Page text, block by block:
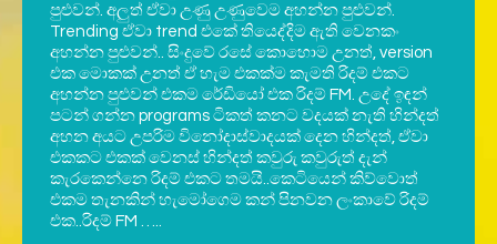
පුළුවන්. අලුත් ඒවා උණු උණුවෙම අහන්න පුළුවන්.
Trending ඒවා trend එකේ තියෙද්දිම ඇති වෙනකං
අහන්න පුළුවන්.. සිංදුවේ රසේ කොහොම උනත්, version
එක මොකක් උනත් ඒ හැම එකක්ම කැමති රිදම් එකට
අහන්න පුළුවන් එකම රේඩියෝ එක රිදම් FM. උදේ ඉඳන්
පටන් ගන්න programs ටිකත් කනට වදයක් නැති හින්දත්
අහන අයට උපරිම විනෝදාස්වාදයක් දෙන හින්දත්, ඒවා
එකකට එකක් වෙනස් හින්දත් කවුරු කවුරුත් දැන්
කැරකෙන්නෙ රිදම් එකට තමයි..කෙටියෙන් කිව්වොත්
එකම තැනකින් හැමෝගෙම කන් පිනවන ලංකාවේ රිදම්
එක..රිදම් FM …..